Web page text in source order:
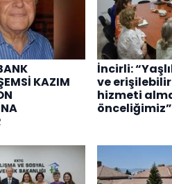
KAZIM
İncirli:
ve
hizmeti
önceliğimiz”